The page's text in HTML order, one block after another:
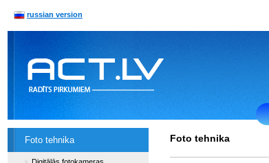
russian version
Foto tehnika Foto tehnika